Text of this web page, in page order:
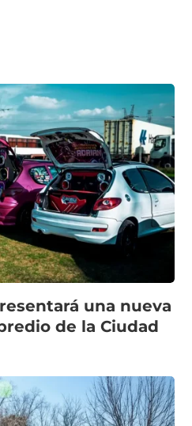
una nueva
de la Ciudad